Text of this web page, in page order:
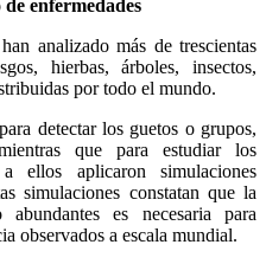
enfermedades
analizado más de trescientas
hierbas, árboles, insectos,
por todo el mundo.
detectar los guetos o grupos,
que para estudiar los
ellos aplicaron simulaciones
simulaciones constatan que la
es necesaria para
observados a escala mundial.